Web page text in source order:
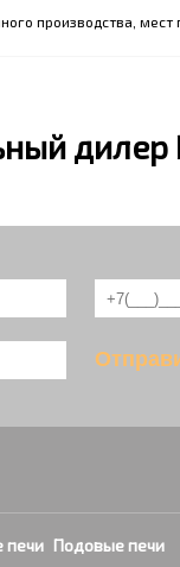
производства,
дилер
печи Подовые печи